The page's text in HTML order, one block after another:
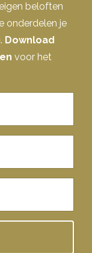
beloften
onderdelen je
Download
voor het